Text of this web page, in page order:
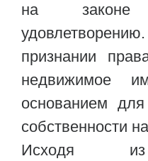
на
признании
недвижимое
основанием
собственности
Исходя из